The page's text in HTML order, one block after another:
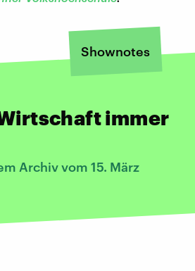
Shownotes
immer
Archiv vom 15. März